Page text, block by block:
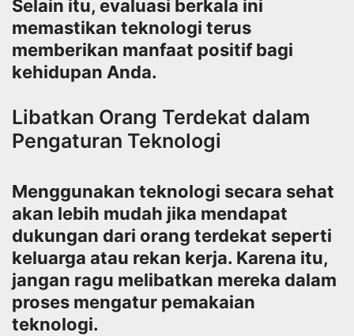
Selain itu, evaluasi berkala ini
memastikan teknologi terus
memberikan manfaat positif bagi
kehidupan Anda.
Libatkan Orang Terdekat dalam
Pengaturan Teknologi
Menggunakan teknologi secara sehat
akan lebih mudah jika mendapat
dukungan dari orang terdekat seperti
keluarga atau rekan kerja. Karena itu,
jangan ragu melibatkan mereka dalam
proses mengatur pemakaian
teknologi.